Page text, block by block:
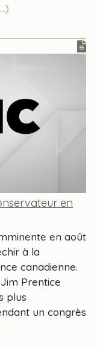
en
en août
à la
canadienne.
Prentice
plus
un congrès